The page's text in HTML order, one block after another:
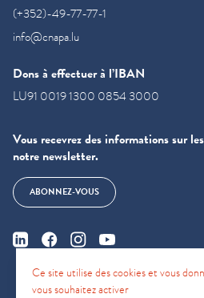
(+352)-49-77-77-1
info@cnapa.lu
Dons à effectuer à l’IBAN
LU91 0019 1300 0854 3000
Vous recevrez des informations sur
notre newsletter.
ABONNEZ-VOUS
Ce site utilise des cookies et vous
vous souhaitez activer